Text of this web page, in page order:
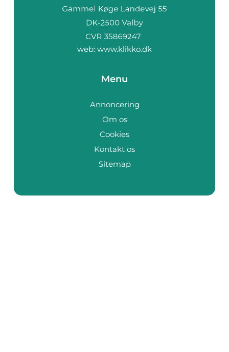
web: www.klikko.dk
Menu
Annoncering
Om os
Cookies
Kontakt os
Sitemap